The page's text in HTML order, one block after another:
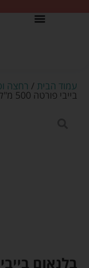
עמוד הבית / רחצה
בייבי פורטה 500 מ"ל
בלנאום בייבי